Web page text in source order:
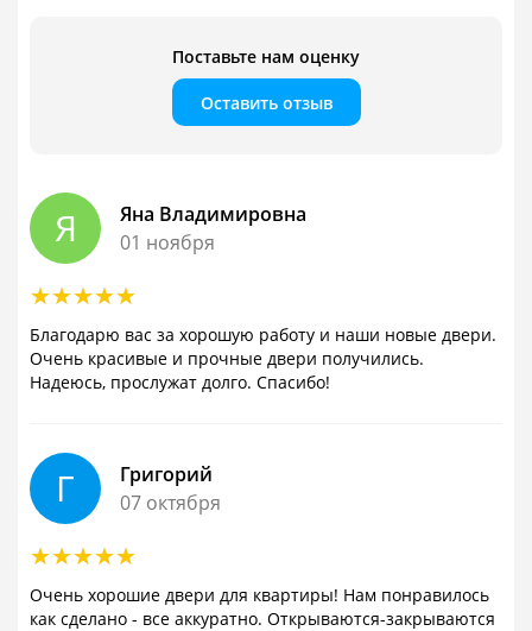
Поставьте нам оценку
Оставить отзыв
Я
Яна Владимировна
01 ноября
Благодарю вас за хорошую работу и наши новые двери.
Очень красивые и прочные двери получились.
Надеюсь, прослужат долго. Спасибо!
Г
Григорий
07 октября
Очень хорошие двери для квартиры! Нам понравилось
как сделано - все аккуратно. Открываются-закрываются